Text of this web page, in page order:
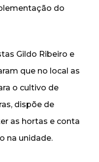
do
Gildo Ribeiro e
que no local as
o cultivo de
dispõe de
as hortas e conta
na unidade.